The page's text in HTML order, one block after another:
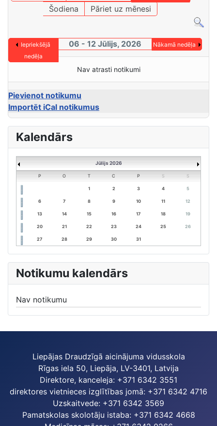
Šodiena
Pāriet uz mēnesi
Iepriekšējā
nedēļa
06 - 12 Jūlijs, 2026 Nākamā nedēļa
Nav atrasti notikumi
Pievienot notikumu
Importēt iCal notikumus
Kalendārs
Jūlijs 2026
P O T C P S S
1 2 3 4 5
6 7 8 9 10 11 12
13 14 15 16 17 18 19
20 21 22 23 24 25 26
27 28 29 30 31
Notikumu kalendārs
Nav notikumu
Liepājas Draudzīgā aicinājuma vidusskola
Rīgas iela 50, Liepāja, LV-3401, Latvija
Direktore, kanceleja: +371 6342 3551
direktores vietnieces izglītības jomā: +371 6342 4716
Uzskaitvede: +371 6342 3569
Pamatskolas skolotāju istaba: +371 6342 4668